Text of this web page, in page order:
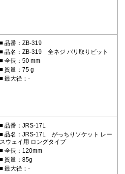
品番：ZB-319
品名：ZB-319 全ネジ バリ取りビット
全長：50 mm
質量：75 g
最大径：-
品番：JRS-17L
品名：JRS-17L がっちりソケット レー
スウェイ用 ロングタイプ
全長：120mm
質量：85g
最大径：-